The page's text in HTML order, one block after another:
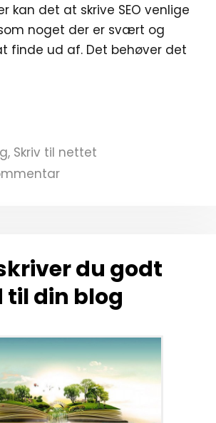
kan det at skrive SEO venlige
noget der er svært og
finde ud af. Det behøver det
, Skriv til nettet
du godt
til din blog